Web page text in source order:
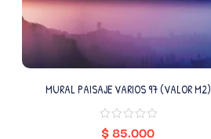
MURAL PAISAJE VARIOS 97 (VALOR M2)
$85.000